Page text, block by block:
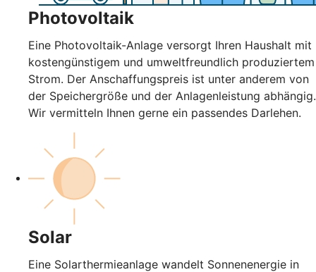
Photovoltaik
Eine Photovoltaik-Anlage versorgt Ihren Haushalt mit
kostengünstigem und umweltfreundlich produziertem
Strom. Der Anschaffungspreis ist unter anderem von
der Speichergröße und der Anlagenleistung abhängig.
Wir vermitteln Ihnen gerne ein passendes Darlehen.
Solar
Eine Solarthermieanlage wandelt Sonnenenergie in